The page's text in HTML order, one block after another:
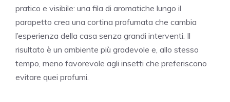
pratico e visibile: una fila di aromatiche lungo il
parapetto crea una cortina profumata che cambia
l’esperienza della casa senza grandi interventi. Il
risultato è un ambiente più gradevole e, allo stesso
tempo, meno favorevole agli insetti che preferiscono
evitare quei profumi.